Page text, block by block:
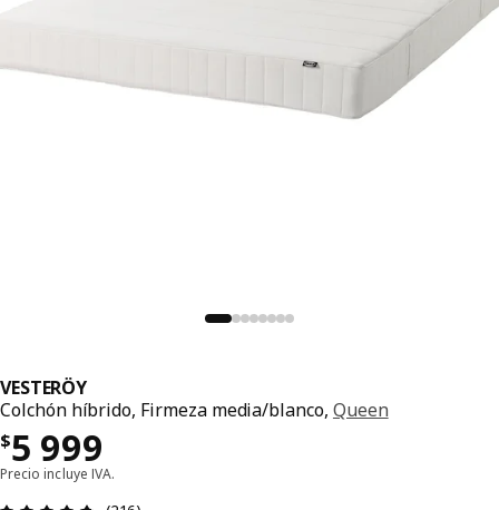
VESTERÖY
Colchón híbrido, Firmeza media/blanco, Queen
$5 999
Precio $ 5999
Precio incluye IVA.